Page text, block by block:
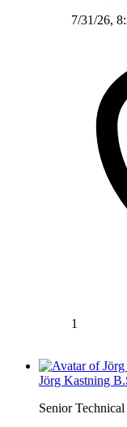
7/31/26,
1
Jörg Kastning
Senior